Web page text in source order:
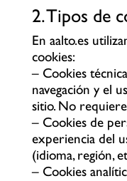
2. Tipos de
En aalto.es
cookies:
– Cookies
navegación y el
sitio. No
– Cookies de
experiencia del
(idioma, región,
– Cookies